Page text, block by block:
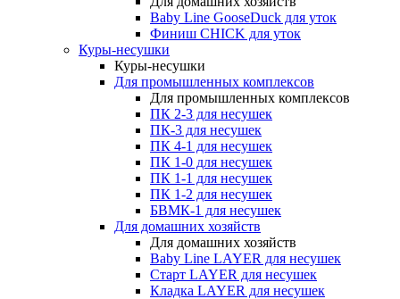
Baby Line GooseDuck для уток
Финиш CHICK для уток
Куры-несушки
Куры-несушки
Для промышленных комплексов
Для промышленных комплексов
ПК 2-3 для несушек
ПК-3 для несушек
ПК 4-1 для несушек
ПК 1-0 для несушек
ПК 1-1 для несушек
ПК 1-2 для несушек
БВМК-1 для несушек
Для домашних хозяйств
Для домашних хозяйств
Baby Line LAYER для несушек
Старт LAYER для несушек
Кладка LAYER для несушек